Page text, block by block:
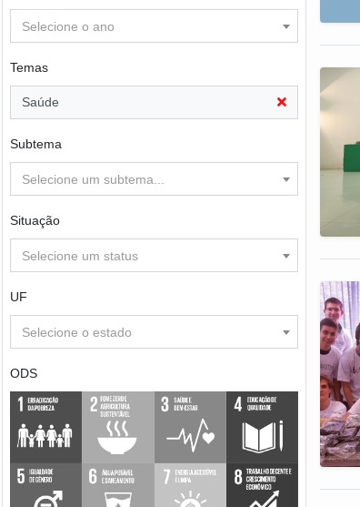
Selecione o ano
Temas
Saúde
Subtema
Selecione um subtema...
Situação
Selecione um status
UF
Selecione o estado
ODS